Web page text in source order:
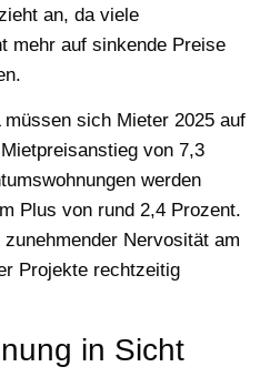
an, da viele
mehr auf sinkende Preise
müssen sich Mieter 2025 auf
von 7,3
werden
Plus von rund 2,4 Prozent.
Nervosität am
Projekte rechtzeitig
in Sicht